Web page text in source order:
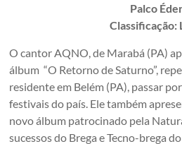
Palco
Classificação:
O cantor AQNO, de Marabá (PA)
álbum “O Retorno de Saturno”,
residente em Belém (PA), passar
festivais do país. Ele também
novo álbum patrocinado pela
sucessos do Brega e Tecno-brega